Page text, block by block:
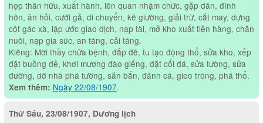
họp thân hữu, xuất hành, lên quan nhậm chức, gặp dân, đính
hôn, ăn hỏi, cưới gả, di chuyển, kê giường, giải trừ, cắt may, dựng
cột gác xà, lập ước giao dịch, nạp tài, mở kho xuất tiền hàng, chăn
nuôi, nạp gia súc, an táng, cải táng.
Kiêng: Mời thầy chữa bệnh, đắp đê, tu tạo động thổ, sửa kho, xếp
đặt buồng đẻ, khơi mương đào giếng, đặt cối đá, sửa tường, sửa
đường, dỡ nhà phá tường, săn bắn, đánh cá, gieo trồng, phá thổ.
Xem thêm: Ngày 22/08/1907.
Thứ Sáu, 23/08/1907, Dương lịch